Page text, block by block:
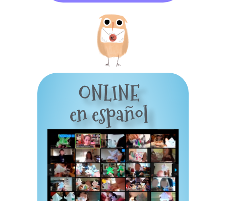
ONLINE
en español